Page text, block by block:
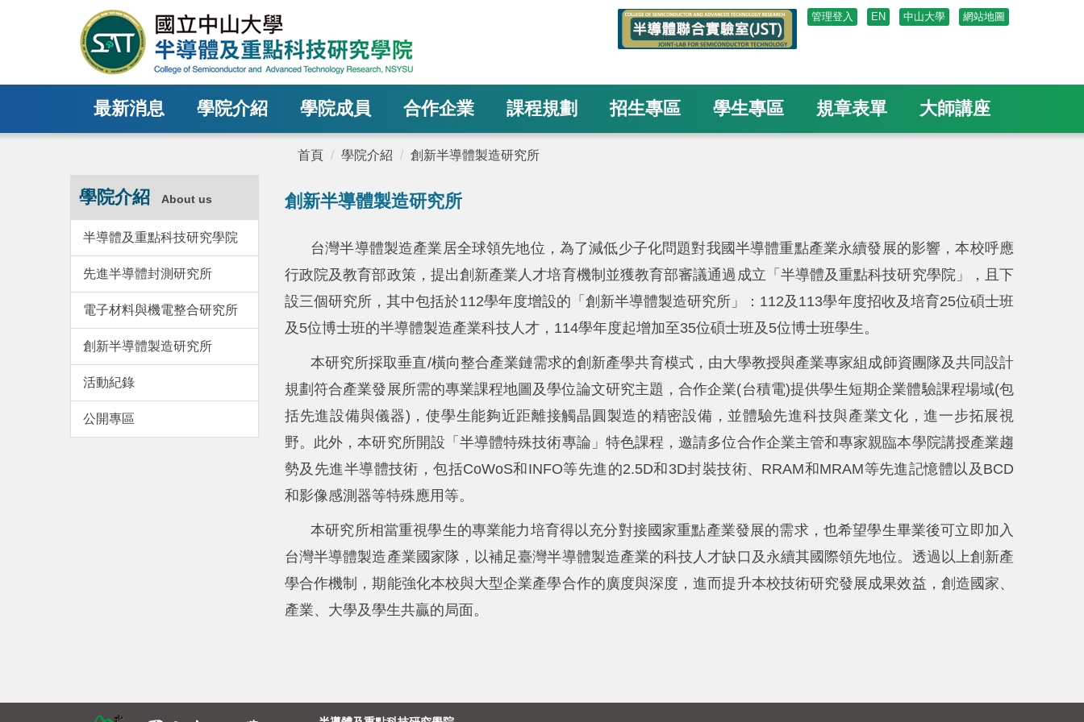
管理登入 EN 中山大學 網站地圖
最新消息 學院介紹 學院成員 合作企業 課程規劃 招生專區 學生專區 規章表單 大師講座
學院介紹 About us
半導體及重點科技研究學院
先進半導體封測研究所
電子材料與機電整合研究所
創新半導體製造研究所
活動紀錄
公開專區
首頁 學院介紹 創新半導體製造研究所
創新半導體製造研究所
台灣半導體製造產業居全球領先地位，為了減低少子化問題對我國半導體重點產業永續發展的影響，本校呼應
行政院及教育部政策，提出創新產業人才培育機制並獲教育部審議通過成立「半導體及重點科技研究學院」，且下
設三個研究所，其中包括於112學年度增設的「創新半導體製造研究所」：112及113學年度招收及培育25位碩士班
及5位博士班的半導體製造產業科技人才，114學年度起增加至35位碩士班及5位博士班學生。
本研究所採取垂直/橫向整合產業鏈需求的創新產學共育模式，由大學教授與產業專家組成師資團隊及共同設計
規劃符合產業發展所需的專業課程地圖及學位論文研究主題，合作企業(台積電)提供學生短期企業體驗課程場域(包
括先進設備與儀器)，使學生能夠近距離接觸晶圓製造的精密設備，並體驗先進科技與產業文化，進一步拓展視
野。此外，本研究所開設「半導體特殊技術專論」特色課程，邀請多位合作企業主管和專家親臨本學院講授產業趨
勢及先進半導體技術，包括CoWoS和INFO等先進的2.5D和3D封裝技術、RRAM和MRAM等先進記憶體以及BCD
和影像感測器等特殊應用等。
本研究所相當重視學生的專業能力培育得以充分對接國家重點產業發展的需求，也希望學生畢業後可立即加入
台灣半導體製造產業國家隊，以補足臺灣半導體製造產業的科技人才缺口及永續其國際領先地位。透過以上創新產
學合作機制，期能強化本校與大型企業產學合作的廣度與深度，進而提升本校技術研究發展成果效益，創造國家、
產業、大學及學生共贏的局面。